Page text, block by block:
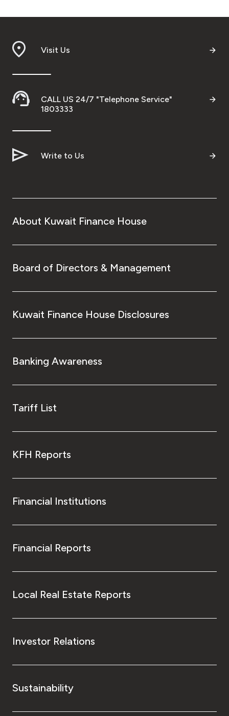
Visit Us
CALL US 24/7 "Telephone Service"
1803333
Write to Us
About Kuwait Finance House
Board of Directors & Management
Kuwait Finance House Disclosures
Banking Awareness
Tariff List
KFH Reports
Financial Institutions
Financial Reports
Local Real Estate Reports
Investor Relations
Sustainability